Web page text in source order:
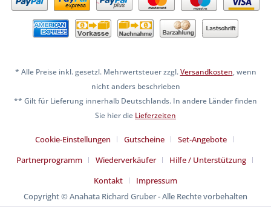
* Alle Preise inkl. gesetzl. Mehrwertsteuer zzgl.Versandkosten, wenn
nicht anders beschrieben
** Gilt für Lieferung innerhalb Deutschlands. In andere Länder finden
Sie hier die Lieferzeiten
Cookie-Einstellungen Gutscheine
Set-Angebote
Partnerprogramm
Wiederverkäufer
Hilfe / Unterstützung
Kontakt
Impressum
Copyright © Anahata Richard Gruber - Alle Rechte vorbehalten